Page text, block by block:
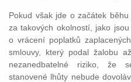
Pokud však jde o začátek
za takových okolností, jako
o vrácení poplatků
smlouvy, který podal žalobu
nezanedbatelné riziko, že
stanovené lhůty nebude